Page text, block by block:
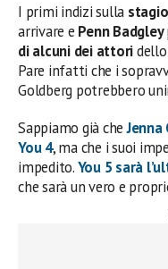
I primi indizi sulla
arrivare e Penn Badgley
di alcuni dei attori
Pare infatti che i
Goldberg potrebbero
Sappiamo già che
You 4, ma che i suoi
impedito.You 5 sarà
che sarà un vero e